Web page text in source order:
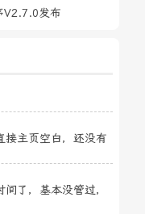
V2.7.0发布
接主页空白，还没有
了，基本没管过，